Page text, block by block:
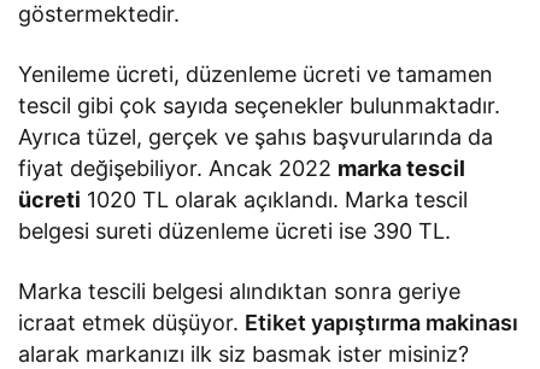
göstermektedir.
Yenileme ücreti, düzenleme ücreti ve tamamen
tescil gibi çok sayıda seçenekler bulunmaktadır.
Ayrıca tüzel, gerçek ve şahıs başvurularında da
fiyat değişebiliyor. Ancak 2022 marka tescil
ücreti 1020 TL olarak açıklandı. Marka tescil
belgesi sureti düzenleme ücreti ise 390 TL.
Marka tescili belgesi alındıktan sonra geriye
icraat etmek düşüyor. Etiket yapıştırma makinası
alarak markanızı ilk siz basmak ister misiniz?